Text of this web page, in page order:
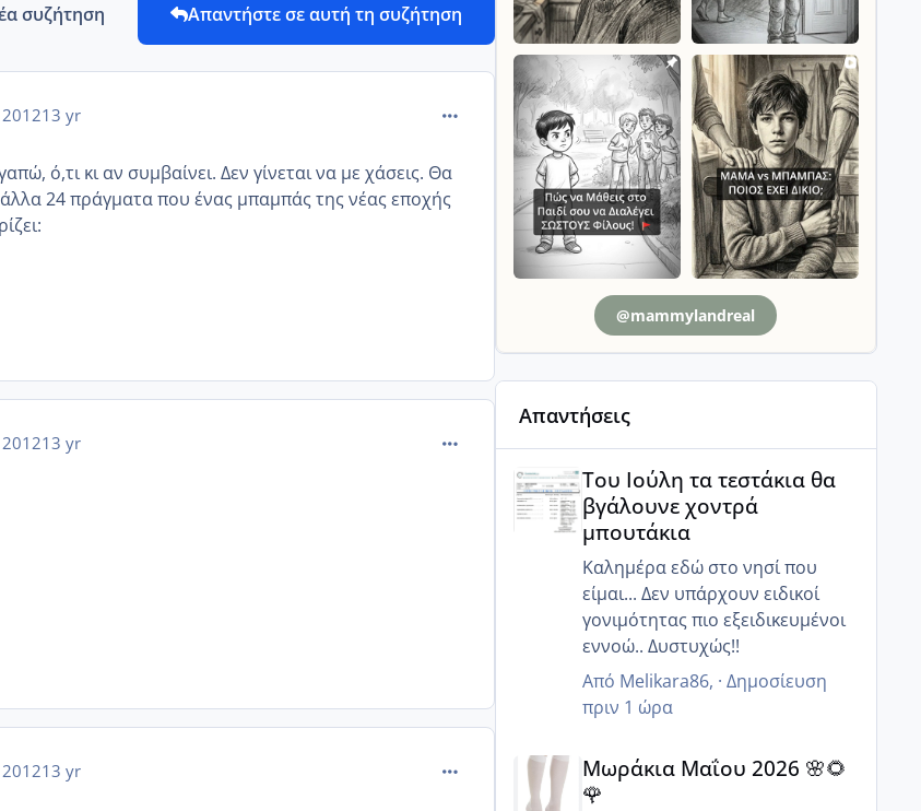
συζήτηση Απαντήστε σε αυτή τη συζήτηση
13 yr comment_879642
ό,τι κι αν συμβαίνει. Δεν γίνεται να με χάσεις. Θα
24 πράγματα που ένας μπαμπάς της νέας εποχής
13 yr comment_879766
13 yr comment_879838
@mammylandreal
Απαντήσεις
Του Ιούλη τα τεστάκια θα
βγάλουνε χοντρά
μπουτάκια
Καλημέρα εδώ στο νησί που
είμαι... Δεν υπάρχουν ειδικοί
γονιμότητας πιο εξειδικευμένοι
εννοώ.. Δυστυχώς!!
Από Melikara86, · Δημοσίευση
πριν 1 ώρα
Μωράκια Μαΐου 2026 🌸🌻🌹
Μωράκια Μαΐου 2026 🌸🌻
🌹